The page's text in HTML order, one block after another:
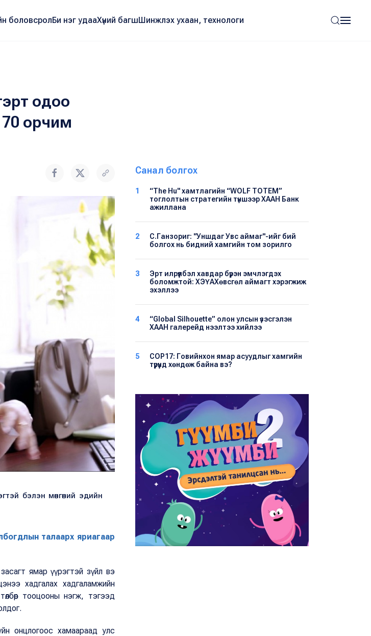
боловсролБи нэг удааХүний багшШинжлэх ухаан, технологи
одоо
70 орчим
бэлэн мөнгөний эдийн
талаарх яриагаар
ямар үүрэгтэй зүйл вэ
хадгалах хадгаламжийн
тооцооны нэгж, тэгээд
онцлогоос хамаараад улс
Санал болгох
1
“The Hu" хамтлагийн “WOLF TOTEM”
тоглолтын стратегийн түншээр ХААН Банк
ажиллана
2
С.Ганзориг: "Уншдаг Увс аймаг"-ийг бий
болгох нь бидний хамгийн том зорилго
3
Эрт илрүүлбэл хавдар бүрэн эмчлэгдэх
боломжтой: ХЭҮА​Хөвсгөл аймагт хэрэгжиж
эхэллээ
4
“Global Silhouette” олон улсын үзэсгэлэн
ХААН галерейд нээлтээ хийлээ
5
COP17: Говийнхон ямар асуудлыг хамгийн
түрүүнд хөндөж байна вэ?